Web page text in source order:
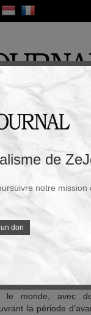
France / Europe
montrent que
1815/35, le
Souscrire à la
entre les
en
plus de 1600
le monde, avec
la période
de
notre mission
don